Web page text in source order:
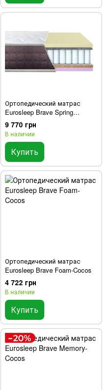
Ортопедический матрас
Eurosleep Brave Spring
Memory-Cocos
9 770 грн
В наличии
Купить
Ортопедический матрас
Eurosleep Brave Foam-Cocos
4 722 грн
В наличии
Купить